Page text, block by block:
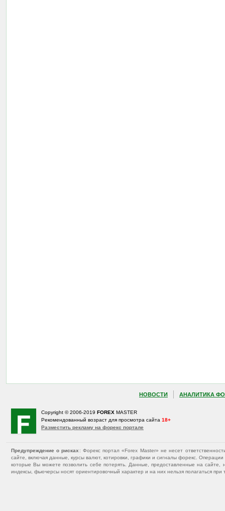
НОВОСТИ АНАЛИТИКА
Copyright © 2006-2019 FOREX MASTER
Рекомендованный возраст для просмотра сайта 18+
Разместить рекламу на форекс портале
Предупреждение о рисках : Форекс портал «Forex Master» не несет
сайте, включая данные, курсы валют, котировки, графики и сигналы форекс.
которые Вы можете позволить себе потерять. Данные, предоставленные на
индексы, фьючерсы носят ориентировочный характер и на них нельзя полагаться при